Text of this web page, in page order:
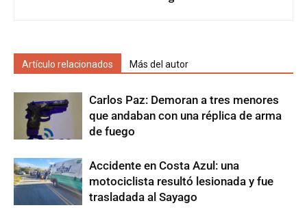
Artículo relacionados Más del autor
Carlos Paz: Demoran a tres menores
que andaban con una réplica de arma
de fuego
Accidente en Costa Azul: una
motociclista resultó lesionada y fue
trasladada al Sayago